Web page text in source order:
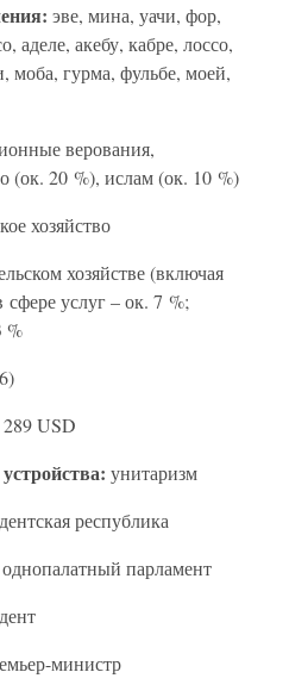
эве, мина, уачи, фор,
аделе, акебу, кабре, лоссо,
моба, гурма, фульбе, моей,
верования,
(ок. 20 %), ислам (ок. 10 %)
хозяйство
хозяйстве (включая
услуг – ок. 7 %;
%
289 USD
унитаризм
республика
однопалатный парламент
министр